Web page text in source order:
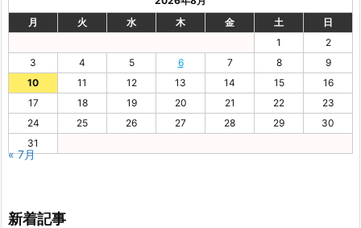
月
火 水 木 金 土
日
1
2
3
4 5 6 7 8
9
10
11 12 13 14 15
16
17
18 19 20 21 22
23
24
25 26 27 28 29
30
31
« 7月
新着記事